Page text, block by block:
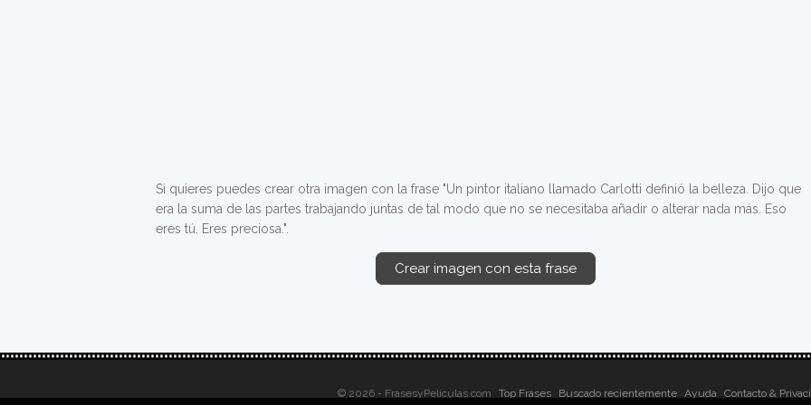
Si quieres puedes crear otra imagen con la frase "Un pintor italiano llamado Carlotti definió la belleza. Dijo que
era la suma de las partes trabajando juntas de tal modo que no se necesitaba añadir o alterar nada más. Eso
eres tú. Eres preciosa.".
Crear imagen con esta frase
© 2026 - FrasesyPeliculas.com Top Frases Buscado recientemente Ayuda Contacto &